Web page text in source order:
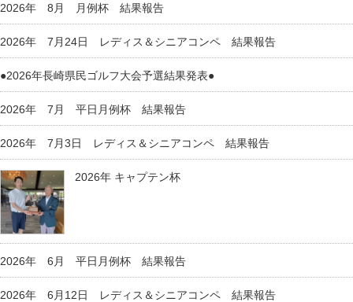
2026年 8月 月例杯 結果報告
2026年 7月24日 レディス＆シニアコンペ 結果報告
●2026年長崎県民ゴルフ大会予選結果発表●
2026年 7月 平日月例杯 結果報告
2026年 7月3日 レディス＆シニアコンペ 結果報告
2026年 キャプテン杯
2026年 6月 平日月例杯 結果報告
2026年 6月12日 レディス＆シニアコンペ 結果報告